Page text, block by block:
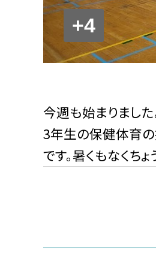
+4
今週も始まりました
3年生の保健体育の
です。暑くもなくち